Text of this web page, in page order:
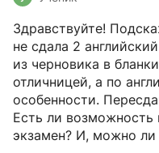
Здравствуйте!
не сдала 2
из черновика в
отличницей, а по
особенности.
Есть ли возможность
экзамен? И, можно ли